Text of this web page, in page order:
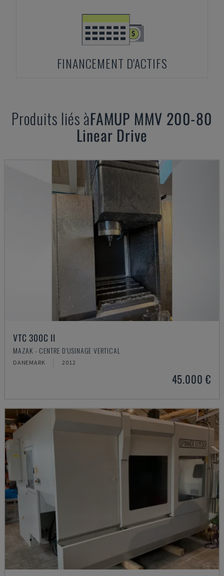
FINANCEMENT D'ACTIFS
Produits liés àFAMUP MMV 200-80
Linear Drive
VTC 300C II
MAZAK - CENTRE D'USINAGE VERTICAL
DANEMARK 2012
45.000 €